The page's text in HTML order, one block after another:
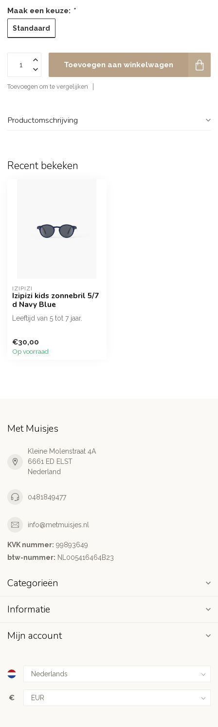
Maak een keuze: *
Standaard
Toevoegen aan winkelwagen
Toevoegen om te vergelijken
Productomschrijving
Recent bekeken
IZIPIZI
Izipizi kids zonnebril 5/7
d Navy Blue
Leeftijd van 5 tot 7 jaar.
€30,00
Op voorraad
Met Muisjes
Kleine Molenstraat 4A
6661 ED ELST
Nederland
0481849477
info@metmuisjes.nl
KVK nummer: 99893649
btw-nummer: NL005416464B23
Categorieën
Informatie
Mijn account
€